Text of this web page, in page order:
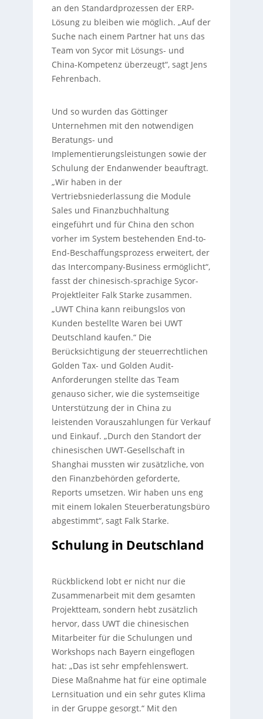
an den Standardprozessen der ERP-
Lösung zu bleiben wie möglich. „Auf der
Suche nach einem Partner hat uns das
Team von Sycor mit Lösungs- und
China-Kompetenz überzeugt“, sagt Jens
Fehrenbach.
Und so wurden das Göttinger
Unternehmen mit den notwendigen
Beratungs- und
Implementierungsleistungen sowie der
Schulung der Endanwender beauftragt.
„Wir haben in der
Vertriebsniederlassung die Module
Sales und Finanzbuchhaltung
eingeführt und für China den schon
vorher im System bestehenden End-to-
End-Beschaffungsprozess erweitert, der
das Intercompany-Business ermöglicht“,
fasst der chinesisch-sprachige Sycor-
Projektleiter Falk Starke zusammen.
„UWT China kann reibungslos von
Kunden bestellte Waren bei UWT
Deutschland kaufen.“ Die
Berücksichtigung der steuerrechtlichen
Golden Tax- und Golden Audit-
Anforderungen stellte das Team
genauso sicher, wie die systemseitige
Unterstützung der in China zu
leistenden Vorauszahlungen für Verkauf
und Einkauf. „Durch den Standort der
chinesischen UWT-Gesellschaft in
Shanghai mussten wir zusätzliche, von
den Finanzbehörden geforderte,
Reports umsetzen. Wir haben uns eng
mit einem lokalen Steuerberatungsbüro
abgestimmt“, sagt Falk Starke.
Schulung in Deutschland
Rückblickend lobt er nicht nur die
Zusammenarbeit mit dem gesamten
Projektteam, sondern hebt zusätzlich
hervor, dass UWT die chinesischen
Mitarbeiter für die Schulungen und
Workshops nach Bayern eingeflogen
hat: „Das ist sehr empfehlenswert.
Diese Maßnahme hat für eine optimale
Lernsituation und ein sehr gutes Klima
in der Gruppe gesorgt.“ Mit den